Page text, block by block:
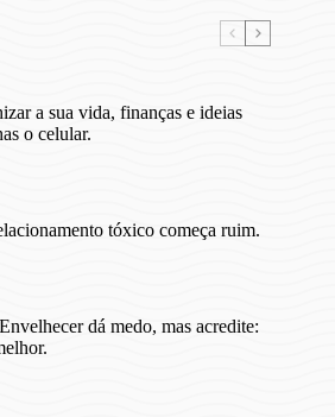
a sua vida, finanças e ideias
o celular.
tóxico começa ruim.
dá medo, mas acredite: